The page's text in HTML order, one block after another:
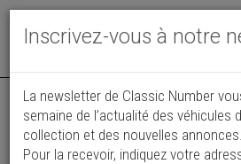
Inscrivez-vous à notre
La newsletter de Classic Number
semaine de l’actualité des véhicules
collection et des nouvelles annonces.
Pour la recevoir, indiquez votre